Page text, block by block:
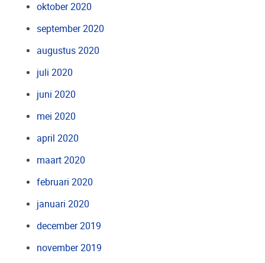
oktober 2020
september 2020
augustus 2020
juli 2020
juni 2020
mei 2020
april 2020
maart 2020
februari 2020
januari 2020
december 2019
november 2019